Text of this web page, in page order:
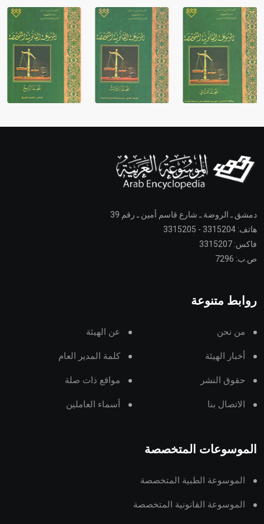
دمشق ـ الروضة ـ شارع قاسم أمين ـ رقم 39
هاتف: 3315204 - 3315205
فاكس: 3315207
ص.ب: 7296
روابط متنوعة
من نحن عن الهيئة
أخبار الهيئة كلمة المدير العام
حقوق النشر مواقع ذات صلة
الاتصال بنا أسماء العاملين
الموسوعات المتخصصة
الموسوعة الطبية المتخصصة
الموسوعة القانونية المتخصصة